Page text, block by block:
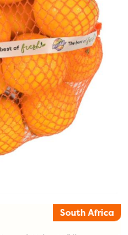
South Africa